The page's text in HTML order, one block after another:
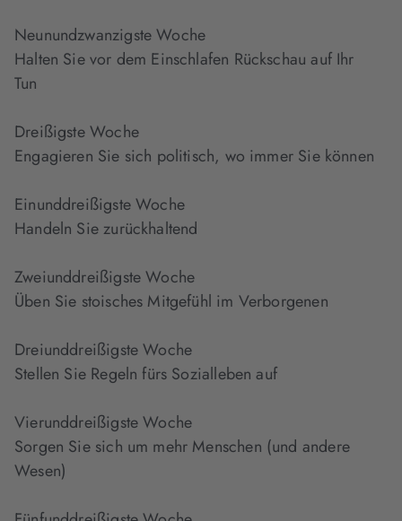
Neunundzwanzigste Woche
Halten Sie vor dem Einschlafen Rückschau auf Ihr
Tun
Dreißigste Woche
Engagieren Sie sich politisch, wo immer Sie können
Einunddreißigste Woche
Handeln Sie zurückhaltend
Zweiunddreißigste Woche
Üben Sie stoisches Mitgefühl im Verborgenen
Dreiunddreißigste Woche
Stellen Sie Regeln fürs Sozialleben auf
Vierunddreißigste Woche
Sorgen Sie sich um mehr Menschen (und andere
Wesen)